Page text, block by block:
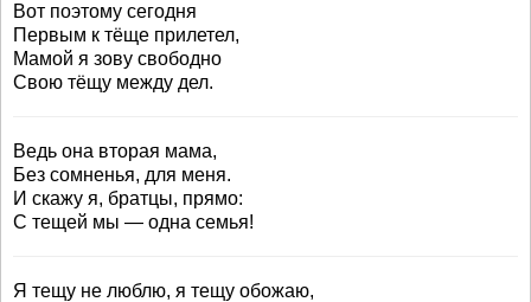
Вот поэтому сегодня
Первым к тёще прилетел,
Мамой я зову свободно
Свою тёщу между дел.
Ведь она вторая мама,
Без сомненья, для меня.
И скажу я, братцы, прямо:
С тещей мы — одна семья!
Я тещу не люблю, я тещу обожаю,